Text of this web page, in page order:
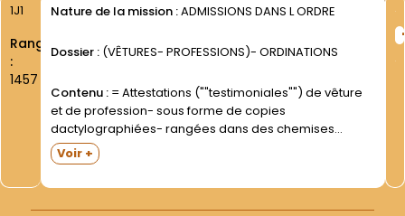
1J1
Rang
:
1457
Nature de la mission :ADMISSIONS DANS L ORDRE
Dossier : (VÊTURES- PROFESSIONS)- ORDINATIONS
Contenu := Attestations (""testimoniales"") de vêture
et de profession- sous forme de copies
dactylographiées- rangées dans des chemises
(chaque chemise correspond à une lettre de l
alphabet- initiale du nom des Frères concernés;
Voir +